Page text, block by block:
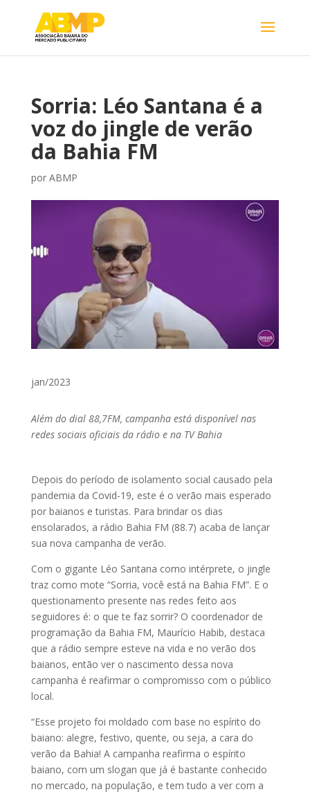
Sorria: Léo Santana é a
voz do jingle de verão
da Bahia FM
por ABMP
jan/2023
Além do dial 88,7FM, campanha está disponível nas
redes sociais oficiais da rádio e na TV Bahia
Depois do período de isolamento social causado pela
pandemia da Covid-19, este é o verão mais esperado
por baianos e turistas. Para brindar os dias
ensolarados, a rádio Bahia FM (88.7) acaba de lançar
sua nova campanha de verão.
Com o gigante Léo Santana como intérprete, o jingle
traz como mote “Sorria, você está na Bahia FM”. E o
questionamento presente nas redes feito aos
seguidores é: o que te faz sorrir? O coordenador de
programação da Bahia FM, Maurício Habib, destaca
que a rádio sempre esteve na vida e no verão dos
baianos, então ver o nascimento dessa nova
campanha é reafirmar o compromisso com o público
local.
“Esse projeto foi moldado com base no espírito do
baiano: alegre, festivo, quente, ou seja, a cara do
verão da Bahia! A campanha reafirma o espírito
baiano, com um slogan que já é bastante conhecido
no mercado, na população, e tem tudo a ver com a